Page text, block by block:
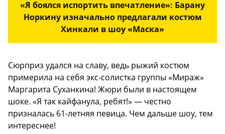
«Я боялся испортить впечатление»: Барану
Норкину изначально предлагали костюм
Хинкали в шоу «Маска»
Сюрприз удался на славу, ведь рыжий костюм
примерила на себя экс-солистка группы «Мираж»
Маргарита Суханкина! Жюри были в настоящем
шоке. «Я так кайфанула, ребят!» — честно
призналась 61-летняя певица. Чем дальше шоу, тем
интереснее!